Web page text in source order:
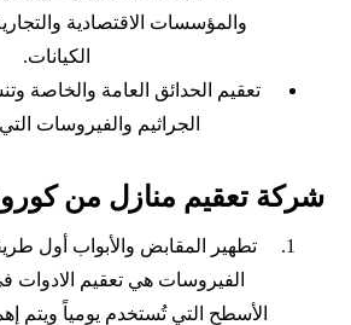
والمؤسسات الاقتصادية
الكيانات.
تعقيم الحدائق العامة والخاصة
الجراثيم والفيروسات
شركة تعقيم منازل من
تطهير المقابض والأبواب أول
الفيروسات هي تعقيم الادوات
الأسطح التي تُستخدم يومياً ويتم